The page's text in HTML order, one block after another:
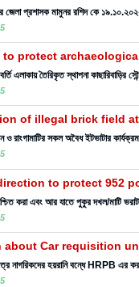
জেলা প্রশাসক মামুনর রশিদ কে
protect
এলাকায় তৈরিকৃত স্থাপনা
of illegal brick field
ও রাংগামাটির সকল অবৈধ ইটভাটার
to protect 952
করা এবং আর যাতে পুকুর দখল/মাটি ভরাট
Car requisition
নাগরিকদের হয়রানি বন্ধে HRPB এর